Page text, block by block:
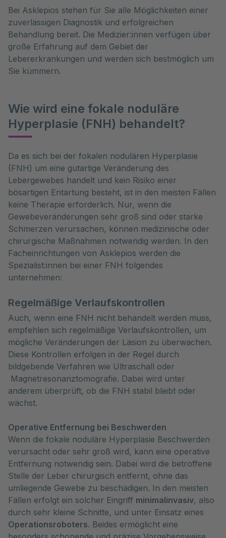
Bei Asklepios stehen für Sie alle Möglichkeiten einer
zuverlässigen Diagnostik und erfolgreichen
Behandlung bereit. Die Medizier:innen verfügen über
große Erfahrung auf dem Gebiet der
Lebererkrankungen und werden sich bestmöglich um
Sie kümmern.
Wie wird eine fokale noduläre
Hyperplasie (FNH) behandelt?
Da es sich bei der fokalen nodulären Hyperplasie
(FNH) um eine gutartige Veränderung des
Lebergewebes handelt und kein Risiko einer
bösartigen Entartung besteht, ist in den meisten Fällen
keine Therapie erforderlich. Nur, wenn die
Gewebeveränderungen sehr groß sind oder starke
Schmerzen verursachen, können medizinische oder
chirurgische Maßnahmen notwendig werden. In den
Facheinrichtungen von Asklepios werden die
Spezialist:innen bei einer FNH folgendes
unternehmen:
Regelmäßige Verlaufskontrollen
Auch, wenn eine FNH nicht behandelt werden muss,
empfehlen sich regelmäßige Verlaufskontrollen, um
mögliche Veränderungen der Läsion zu überwachen.
Diese Kontrollen erfolgen in der Regel durch
bildgebende Verfahren wie Ultraschall oder
Magnetresonanztomografie. Dabei wird unter
anderem überprüft, ob die FNH stabil bleibt oder
wächst.
Operative Entfernung bei Beschwerden
Wenn die fokale noduläre Hyperplasie Beschwerden
verursacht oder sehr groß wird, kann eine operative
Entfernung notwendig sein. Dabei wird die betroffene
Stelle der Leber chirurgisch entfernt, ohne das
umliegende Gewebe zu beschädigen. In den meisten
Fällen erfolgt ein solcher Eingriff minimalinvasiv, also
durch sehr kleine Schnitte, und unter Einsatz eines
Operationsroboters. Beides ermöglicht eine